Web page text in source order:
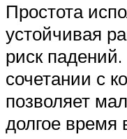
Простота
устойчивая
риск
сочетании с
позволяет
долгое время